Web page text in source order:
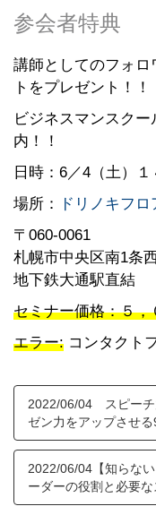
参会者特典
講師としてのフォ
トをプレゼント！！
ビジネスマンスク
内！！
日時：6／4（土）
場所：
ドリノキフロ
〒060-0061
札幌市中央区南1条
地下鉄大通駅直結
セミナー価格：５，
エラー: コンタクト
2022/06/04 スピーチ
ゼン力をアップさせ
2022/06/04【知らな
ーダーの役割と必要